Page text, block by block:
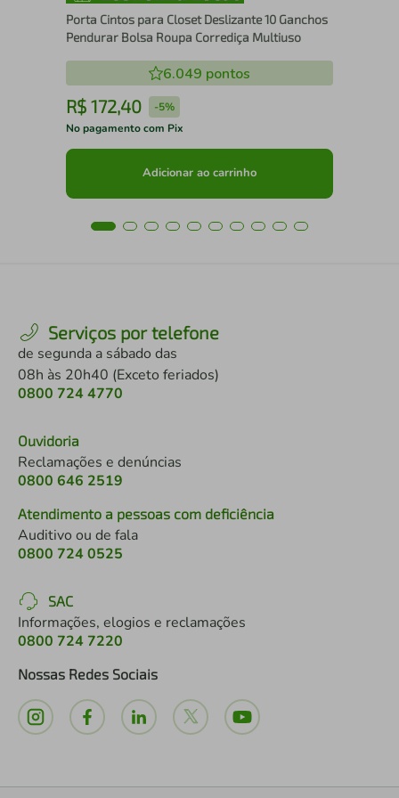
Porta Cintos para Closet Deslizante 10 Ganchos
Pendurar Bolsa Roupa Corrediça Multiuso
6.049 pontos
R$ 172,40 -5%
No pagamento com Pix
Adicionar ao carrinho
Serviços por telefone
de segunda a sábado das
08h às 20h40 (Exceto feriados)
0800 724 4770
Ouvidoria
Reclamações e denúncias
0800 646 2519
Atendimento a pessoas com deficiência
Auditivo ou de fala
0800 724 0525
SAC
Informações, elogios e reclamações
0800 724 7220
Nossas Redes Sociais